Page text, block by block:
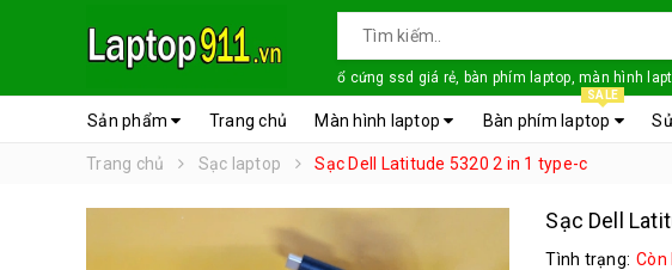
ổ cứng ssd giá rẻ, bàn phím laptop, màn hình
Sản phẩm Trang chủ Màn hình laptop Bàn phím laptop
SALE
Trang chủ Sạc laptop Sạc Dell Latitude 5320 2 in 1 type-c
Sạc Dell
Tình trạng: Còn